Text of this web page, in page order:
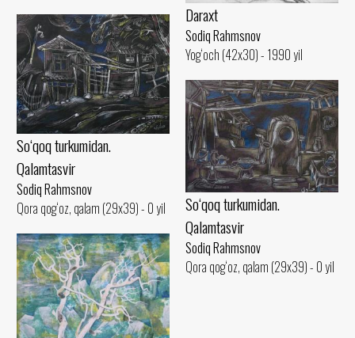
Daraxt
Sodiq Rahmsnov
Yog‘och (42x30) - 1990 yil
So‘qoq turkumidan.
Qalamtasvir
Sodiq Rahmsnov
Qora qog‘oz, qalam (29x39) - 0 yil
So‘qoq turkumidan.
Qalamtasvir
Sodiq Rahmsnov
Qora qog‘oz, qalam (29x39) - 0 yil